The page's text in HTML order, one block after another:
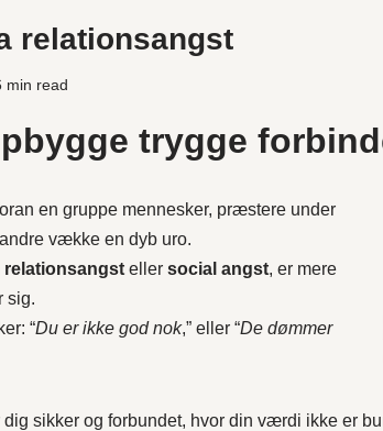
relationsangst
min read
trygge
en gruppe mennesker, præstere under
vække en dyb uro.
relationsangst eller social angst, er mere
sig.
“Du er ikke god nok,” eller “De dømmer
sikker og forbundet, hvor din værdi ikke er